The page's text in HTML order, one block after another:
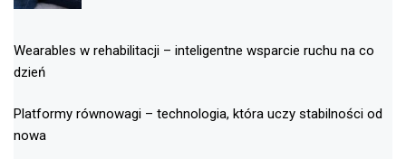
Wearables w rehabilitacji – inteligentne wsparcie ruchu na co
dzień
Platformy równowagi – technologia, która uczy stabilności od
nowa